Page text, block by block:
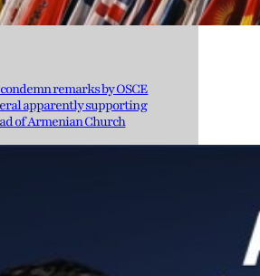
remarks by OSCE
apparently supporting
of Armenian Church